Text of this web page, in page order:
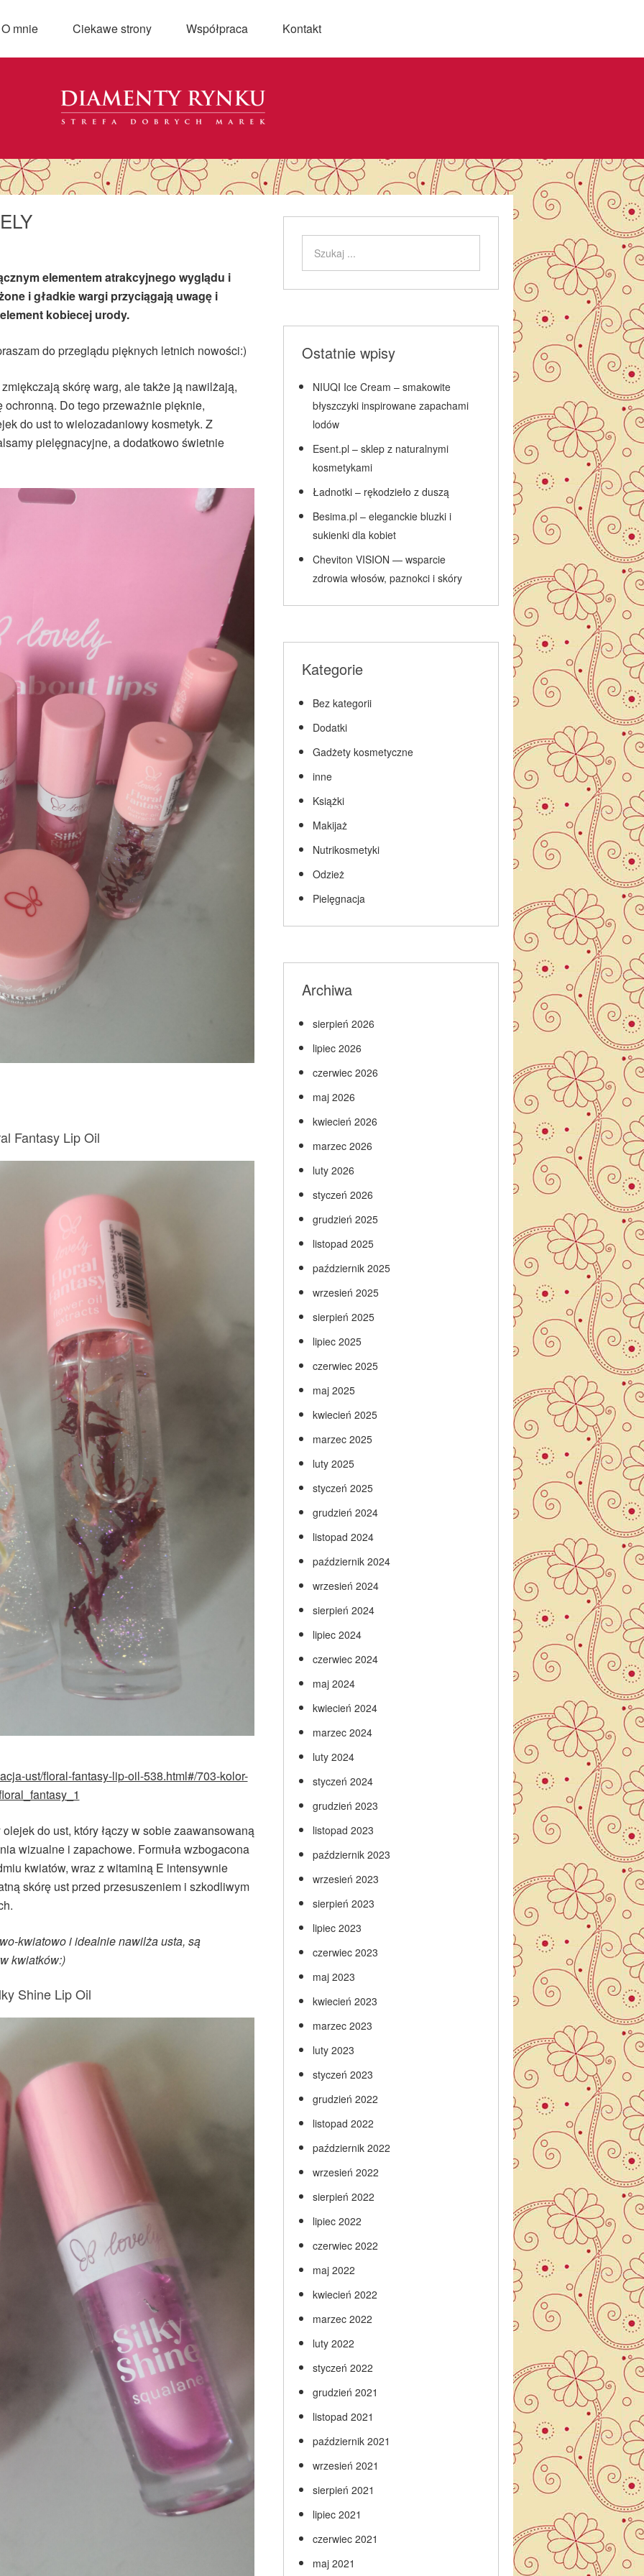
O mnie Ciekawe strony Współpraca Kontakt
elementem atrakcyjnego wyglądu i
i gładkie wargi przyciągają uwagę i
kobiecej urody.
do przeglądu pięknych letnich nowości:)
skórę warg, ale także ją nawilżają,
Do tego przeważnie pięknie,
do ust to wielozadaniowy kosmetyk. Z
pielęgnacyjne, a dodatkowo świetnie
Fantasy Lip Oil
ust/floral-fantasy-lip-oil-538.html#/703-kolor-
do ust, któryłączy w sobie zaawansowaną
wizualne i zapachowe. Formuła wzbogacona
kwiatów, wraz z witaminą E intensywnie
skórę ust przed przesuszeniem i szkodliwym
kwiatowo i idealnie nawilża usta, są
kwiatków:)
Shine Lip Oil
Ostatnie wpisy
NIUQI Ice Cream – smakowite
błyszczyki inspirowane zapachami
lodów
Esent.pl – sklep z naturalnymi
kosmetykami
Ładnotki – rękodzieło z duszą
Besima.pl – eleganckie bluzki i
sukienki dla kobiet
Cheviton VISION — wsparcie
zdrowia włosów, paznokci i skóry
Kategorie
Bez kategorii
Dodatki
Gadżety kosmetyczne
inne
Książki
Makijaż
Nutrikosmetyki
Odzież
Pielęgnacja
Archiwa
sierpień 2026
lipiec 2026
czerwiec 2026
maj 2026
kwiecień 2026
marzec 2026
luty 2026
styczeń 2026
grudzień 2025
listopad 2025
październik 2025
wrzesień 2025
sierpień 2025
lipiec 2025
czerwiec 2025
maj 2025
kwiecień 2025
marzec 2025
luty 2025
styczeń 2025
grudzień 2024
listopad 2024
październik 2024
wrzesień 2024
sierpień 2024
lipiec 2024
czerwiec 2024
maj 2024
kwiecień 2024
marzec 2024
luty 2024
styczeń 2024
grudzień 2023
listopad 2023
październik 2023
wrzesień 2023
sierpień 2023
lipiec 2023
czerwiec 2023
maj 2023
kwiecień 2023
marzec 2023
luty 2023
styczeń 2023
grudzień 2022
listopad 2022
październik 2022
wrzesień 2022
sierpień 2022
lipiec 2022
czerwiec 2022
maj 2022
kwiecień 2022
marzec 2022
luty 2022
styczeń 2022
grudzień 2021
listopad 2021
październik 2021
wrzesień 2021
sierpień 2021
lipiec 2021
czerwiec 2021
maj 2021